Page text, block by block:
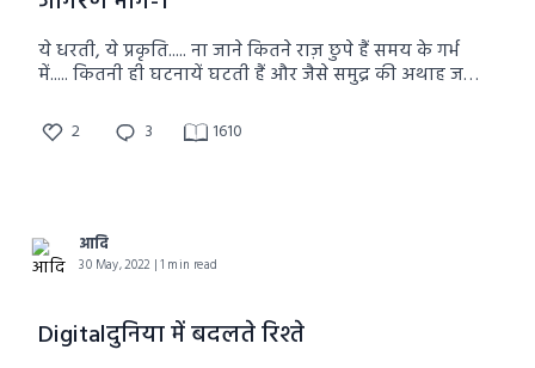
ये धरती, ये प्रकृति..... ना जाने कितने राज़ छुपे हैं समय के गर्भ
में..... कितनी ही घटनायें घटती हैं और जैसे समुद्र की अथाह जल
घटनायें भी भूत काल के या इतिहास के पन्नों में हमेशा के लिए
लोप जाती हैं..... पर क्या हो जब ऐसी ही किसी ऐतिहासिक
2 3 1610
आदि
30 May, 2022 | 1 min read
Digitalदुनिया में बदलते रिश्ते